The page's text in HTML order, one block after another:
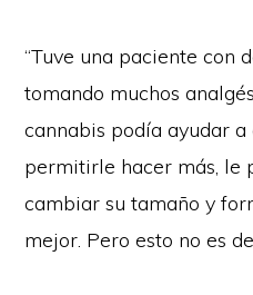
“Tuve una paciente con
tomando muchos
cannabis podía ayudar
permitirle hacer más, le
cambiar su tamaño y
mejor. Pero esto no es